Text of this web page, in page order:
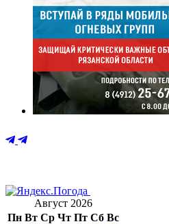
Август 2026
Пн Вт Ср Чт Пт Сб Вс